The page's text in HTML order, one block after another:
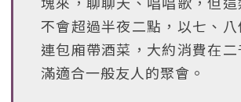
不會超過半夜二點，以七、八
連包廂帶酒菜，大約消費在二
滿適合一般友人的聚會。